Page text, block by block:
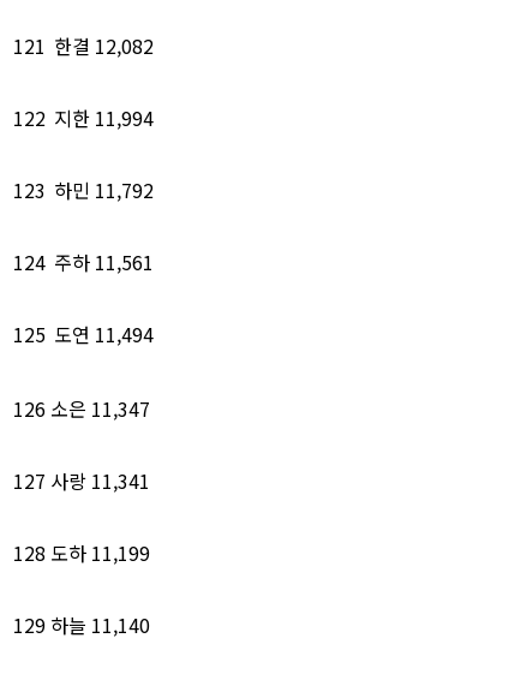
121 한결 12,082
122 지한 11,994
123 하민 11,792
124 주하 11,561
125 도연 11,494
126 소은 11,347
127 사랑 11,341
128 도하 11,199
129 하늘 11,140